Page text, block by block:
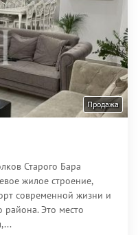
Продажа
Старого Бара
жилое строение,
современной жизни и
района. Это место